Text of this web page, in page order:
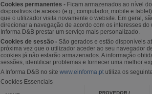
Cookies permanentes - Ficam armazenados ao nível
dispositivos de acesso (e.g., computador, mobile e
que o utilizador visita novamente o website. Em geral,
direcionar a navegação de acordo com os interesses do
Informa D&B prestar um serviço mais personalizado.
Cookies de sessão - São gerados e estão disponíveis
próxima vez que o utilizador aceder ao seu navegador
cookies já não estarão armazenados. A informação
sessões, identificar problemas e fornecer uma melhor
A Informa D&B no site www.einforma.pt utiliza os
Cookies Essenciais
PROVEDOR /